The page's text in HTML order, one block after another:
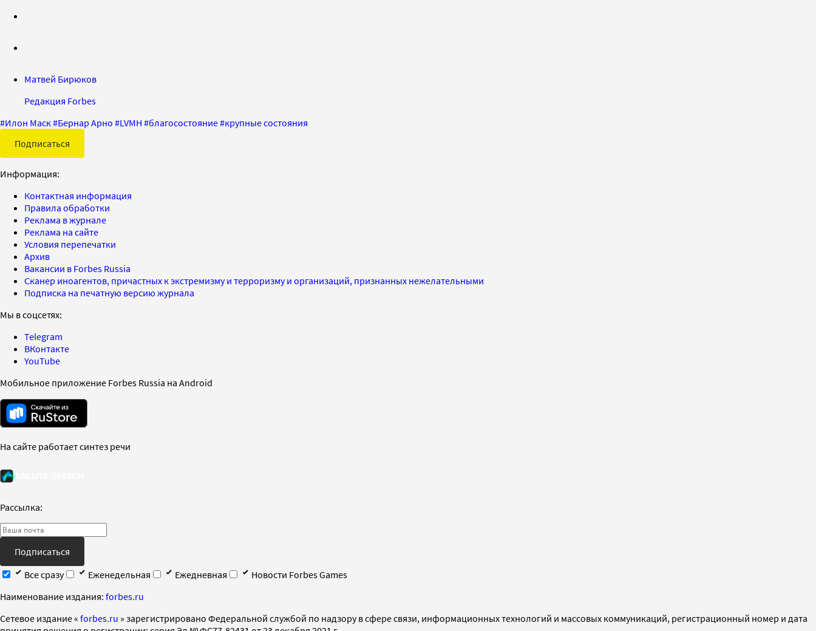
Матвей Бирюков
Редакция Forbes
#Илон Маск#Бернар Арно #LVMH #благосостояние#крупные состояния
Подписаться
Информация:
Контактная информация
Правила обработки
Реклама в журнале
Реклама на сайте
Условия перепечатки
Архив
Вакансии в Forbes Russia
Сканер иноагентов, причастных к экстремизму и терроризму и организаций, признанных нежелательными
Подписка на печатную версию журнала
Мы в соцсетях:
Telegram
ВКонтакте
YouTube
Мобильное приложение Forbes Russia на Android
На сайте работает синтез речи
Рассылка:
Подписаться
Все сразу
Еженедельная Ежедневная
Новости Forbes Games
Наименование издания: forbes.ru
Cетевое издание « forbes.ru » зарегистрировано Федеральной службой по надзору в сфере связи, информационных технологий и массовых коммуникаций, регистрационный номер и дата